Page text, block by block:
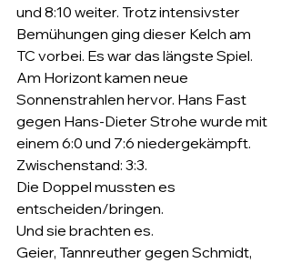
und 8:10 weiter. Trotz intensivster
Bemühungen ging dieser Kelch am
TC vorbei. Es war das längste Spiel.
Am Horizont kamen neue
Sonnenstrahlen hervor. Hans Fast
gegen Hans-Dieter Strohe wurde mit
einem 6:0 und 7:6 niedergekämpft.
Zwischenstand: 3:3.
Die Doppel mussten es
entscheiden/bringen.
Und sie brachten es.
Geier, Tannreuther gegen Schmidt,